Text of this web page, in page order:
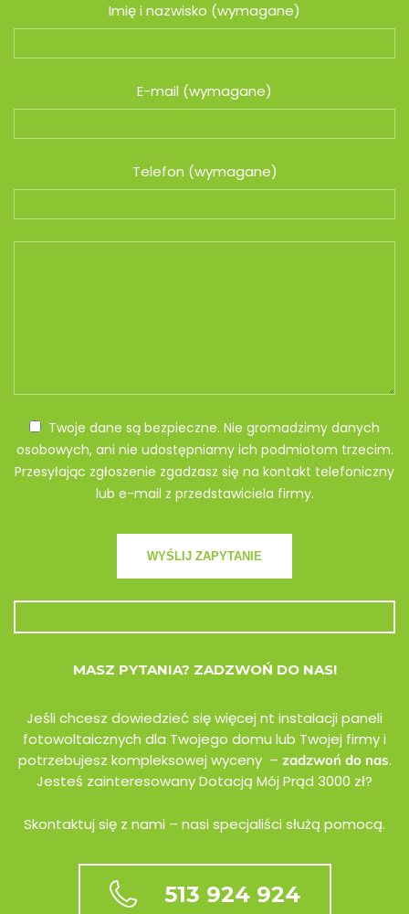
Imię i nazwisko (wymagane)
E-mail (wymagane)
Telefon (wymagane)
Twoje dane są bezpieczne. Nie gromadzimy danych
osobowych, ani nie udostępniamy ich podmiotom trzecim.
Przesyłając zgłoszenie zgadzasz się na kontakt telefoniczny
lub e-mail z przedstawiciela firmy.
MASZ PYTANIA? ZADZWOŃ DO NAS!
Jeśli chcesz dowiedzieć się więcej nt instalacji paneli
fotowoltaicznych dla Twojego domu lub Twojej firmy i
potrzebujesz kompleksowej wyceny – zadzwoń do nas.
Jesteś zainteresowany Dotacją Mój Prąd 3000 zł?
Skontaktuj się z nami – nasi specjaliści służą pomocą.
513 924 924